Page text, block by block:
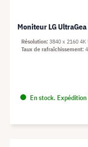
Moniteur LG
En stock.
Résolution 3840 x 2160 4K
Taux de rafraîchissement